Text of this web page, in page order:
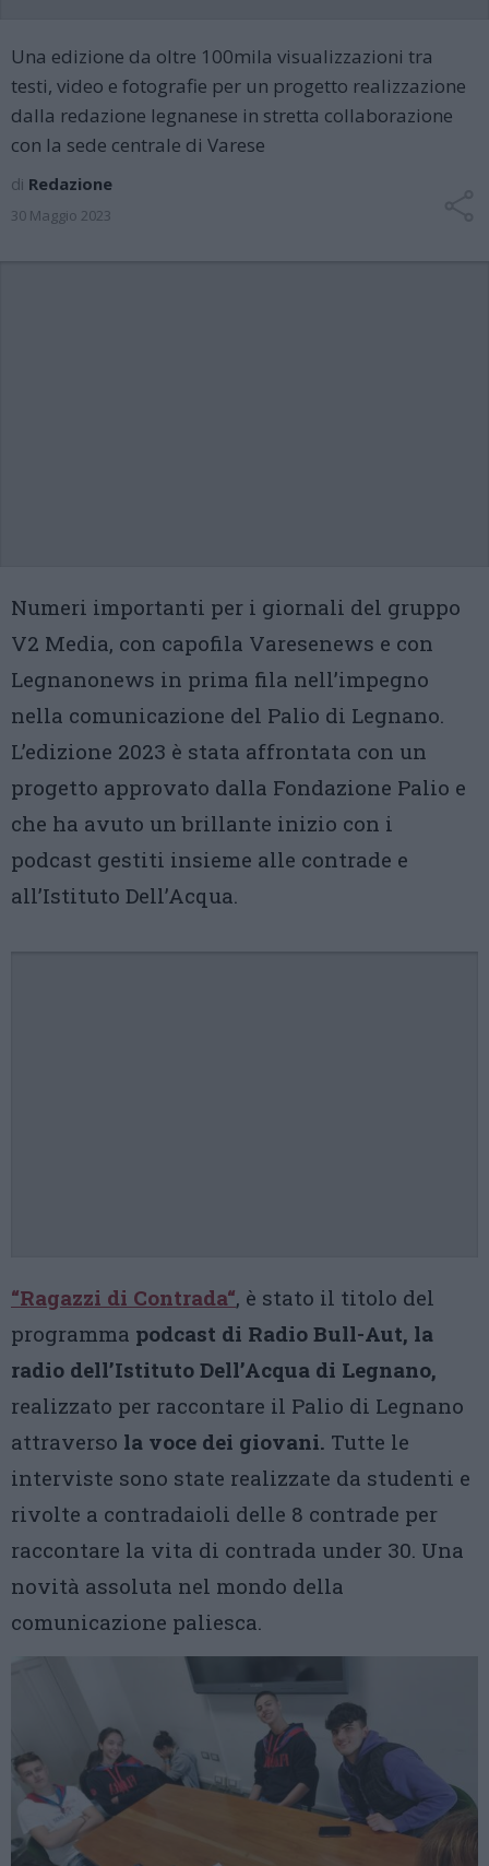
Una edizione da oltre 100mila visualizzazioni tra
testi, video e fotografie per un progetto realizzazione
dalla redazione legnanese in stretta collaborazione
con la sede centrale di Varese
di Redazione
30 Maggio 2023
Numeri importanti per i giornali del gruppo
V2 Media, con capofila Varesenews e con
Legnanonews in prima fila nell’impegno
nella comunicazione del Palio di Legnano.
L’edizione 2023 è stata affrontata con un
progetto approvato dalla Fondazione Palio e
che ha avuto un brillante inizio con i
podcast gestiti insieme alle contrade e
all’Istituto Dell’Acqua.
“Ragazzi di Contrada“, è stato il titolo del
programma podcast di Radio Bull-Aut, la
radio dell’Istituto Dell’Acqua di Legnano,
realizzato per raccontare il Palio di Legnano
attraverso la voce dei giovani. Tutte le
interviste sono state realizzate da studenti e
rivolte a contradaioli delle 8 contrade per
raccontare la vita di contrada under 30. Una
novità assoluta nel mondo della
comunicazione paliesca.